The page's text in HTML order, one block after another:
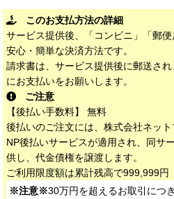
このお支払方法の詳細
サービス提供後、「コンビニ」「郵
安心・簡単な決済方法です。
請求書は、サービス提供後に郵送さ
にお支払いをお願いします。
ご注意
【後払い手数料】 無料
後払いのご注文には、株式会社ネッ
NP後払いサービスが適用され、同サ
供し、代金債権を譲渡します。
ご利用限度額は累計残高で999,999円
※注意※30万円を超えるお取引につ